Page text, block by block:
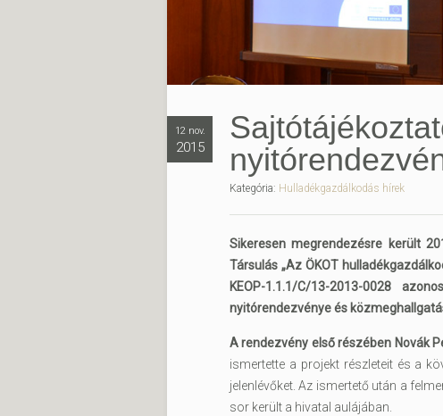
12 nov.
2015
Kategória: Hulladékgazdálkodás hírek
Sikeresen megrendezésre került
Társulás „Az ÖKOT
KEOP-1.1.1/C/13-2013-0028
nyitórendezvénye és
A rendezvény első részében Novák
ismertette a projekt részleteit és a
jelenlévőket. Az ismertető után a
sor került a hivatal aulájában.